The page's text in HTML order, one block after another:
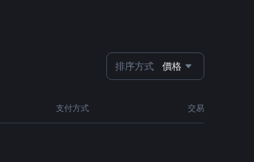
排序方式 價格
支付方式 交易